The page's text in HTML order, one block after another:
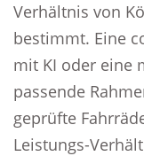
Verhältnis von
bestimmt. Eine
mit KI oder eine
passende
geprüfte
Leistungs-